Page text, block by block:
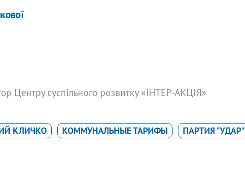
Центру суспільного розвитку «ІНТЕР-АКЦІЯ»
КЛИЧКО КОММУНАЛЬНЫЕ ТАРИФЫ
ПАРТИЯ "УДАР"